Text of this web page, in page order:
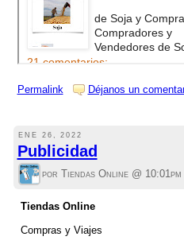
Permalink Déjanos un
ENE 26, 2022
Publicidad
por Tiendas Online @ 10:01pm
Tiendas Online
Compras y Viajes